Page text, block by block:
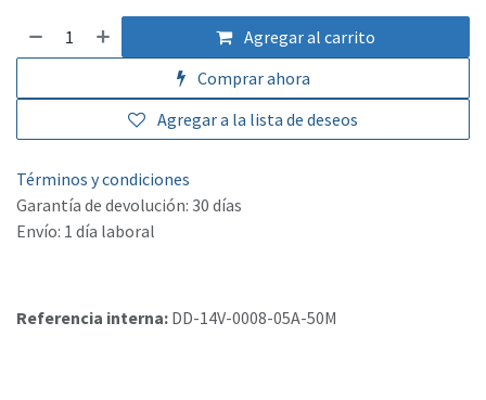
Agregar al carrito
Comprar ahora
Agregar a la lista de deseos
Términos y condiciones
Garantía de devolución: 30 días
Envío: 1 día laboral
Referencia interna: DD-14V-0008-05A-50M